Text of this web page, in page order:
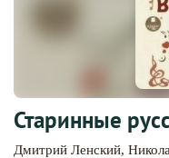
Старинные
Дмитрий Ленский,